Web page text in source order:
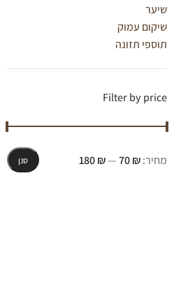
שיער
שיקום עמוק
תוספי תזונה
Filter by price
סנן מחיר:₪ 70
—
₪ 180